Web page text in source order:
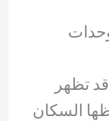
تظهر
السكان